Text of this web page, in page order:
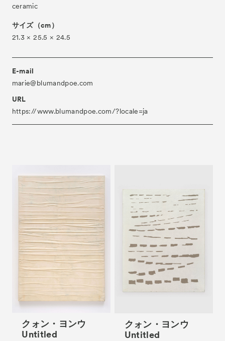
Contact
Archive
ceramic
サイズ（cm）
21.3 × 25.5 × 24.5
E-mail
marie@blumandpoe.com
URL
https://www.blumandpoe.com/?locale=ja
クォン・ヨンウ
Untitled
クォン・ヨンウ
Untitled